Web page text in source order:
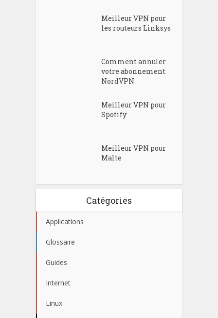
Meilleur VPN pour
les routeurs Linksys
Comment annuler
votre abonnement
NordVPN
Meilleur VPN pour
Spotify
Meilleur VPN pour
Malte
Catégories
Applications
Glossaire
Guides
Internet
Linux